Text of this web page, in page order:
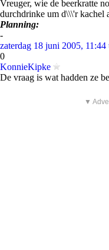
Vreuger, wie de beerkratte
durchdrinke um d\\\'r kachel
Planning:
-
zaterdag 18 juni 2005, 11:44
0
KonnieKipke
De vraag is wat hadden ze
▼